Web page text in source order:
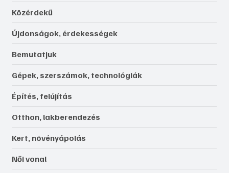
Közérdekű
Újdonságok, érdekességek
Bemutatjuk
Gépek, szerszámok, technológiák
Építés, felújítás
Otthon, lakberendezés
Kert, növényápolás
Női vonal